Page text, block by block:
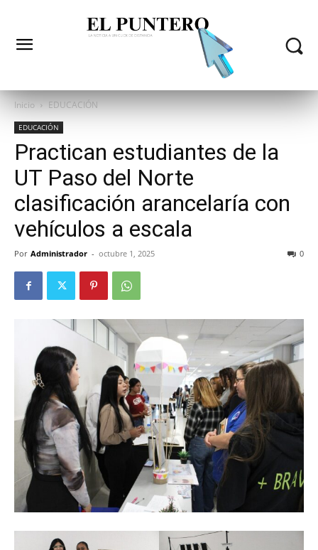
Inicio EDUCACIÓN
EDUCACIÓN
Practican estudiantes de la
UT Paso del Norte
clasificación arancelaría con
vehículos a escala
Por Administrador - octubre 1, 2025 0